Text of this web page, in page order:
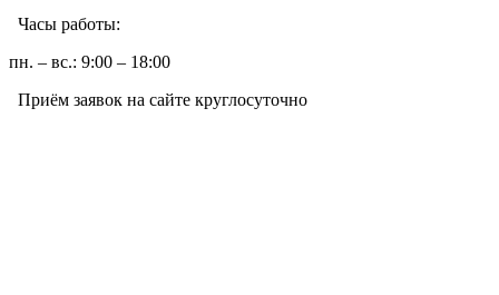
Часы работы:
пн. – вс.: 9:00 – 18:00
Приём заявок на сайте круглосуточно